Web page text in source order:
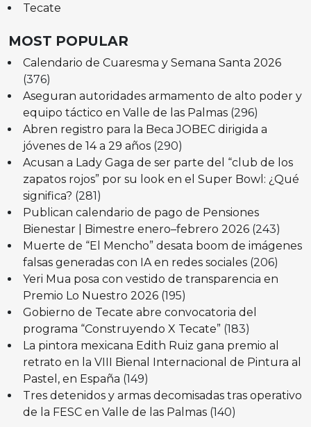
Tecate
MOST POPULAR
Calendario de Cuaresma y Semana Santa 2026
(376)
Aseguran autoridades armamento de alto poder y
equipo táctico en Valle de las Palmas (296)
Abren registro para la Beca JOBEC dirigida a
jóvenes de 14 a 29 años (290)
Acusan a Lady Gaga de ser parte del “club de los
zapatos rojos” por su look en el Super Bowl: ¿Qué
significa? (281)
Publican calendario de pago de Pensiones
Bienestar | Bimestre enero–febrero 2026 (243)
Muerte de “El Mencho” desata boom de imágenes
falsas generadas con IA en redes sociales (206)
Yeri Mua posa con vestido de transparencia en
Premio Lo Nuestro 2026 (195)
Gobierno de Tecate abre convocatoria del
programa “Construyendo X Tecate” (183)
La pintora mexicana Edith Ruiz gana premio al
retrato en la VIII Bienal Internacional de Pintura al
Pastel, en España (149)
Tres detenidos y armas decomisadas tras operativo
de la FESC en Valle de las Palmas (140)